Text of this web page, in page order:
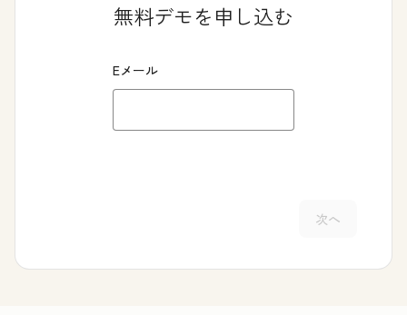
無料デモを申し込む
Eメール
次へ